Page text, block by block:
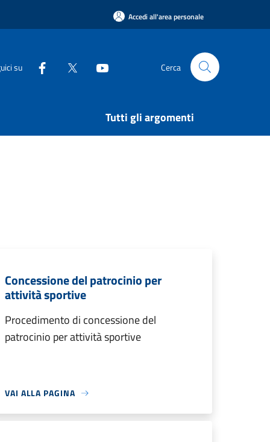
Accedi all'area personale
su Cerca
Tutti gli argomenti
Concessione del patrocinio per
attività sportive
Procedimento di concessione del
patrocinio per attività sportive
VAI ALLA PAGINA